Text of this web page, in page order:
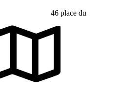
46 place du